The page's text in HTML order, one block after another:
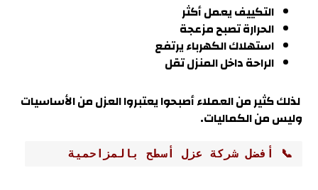
التكييف يعمل أكثر
الحرارة تصبح مزعجة
استهلاك الكهرباء يرتفع
الراحة داخل المنزل تقل
لذلك كثير من العملاء أصبحوا يعتبروا العزل من الأساسيات
وليس من الكماليات.
📞 أفضل شركة عزل أسطح بالمزاحمية